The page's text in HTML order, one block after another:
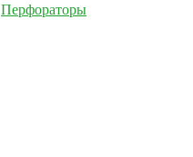
Перфораторы